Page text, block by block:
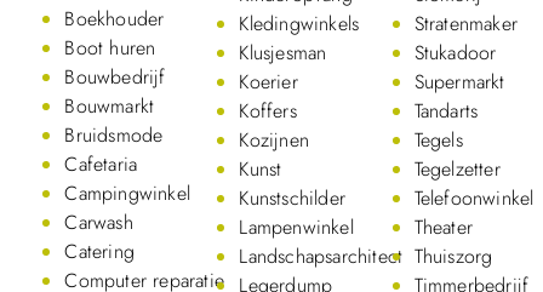
Boekhouder
Boot huren
Bouwbedrijf
Bouwmarkt
Bruidsmode
Cafetaria
Campingwinkel
Carwash
Catering
Computer reparatie
Kledingwinkels
Klusjesman
Koerier
Koffers
Kozijnen
Kunst
Kunstschilder
Lampenwinkel
Landschapsarchitect
Legerdump
Stratenmaker
Stukadoor
Supermarkt
Tandarts
Tegels
Tegelzetter
Telefoonwinkel
Theater
Thuiszorg
Timmerbedrijf